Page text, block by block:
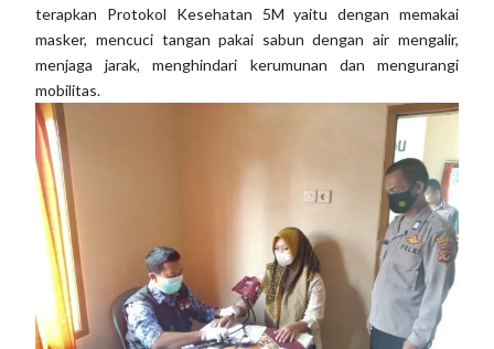
terapkan Protokol Kesehatan 5M yaitu dengan memakai
masker, mencuci tangan pakai sabun dengan air mengalir,
menjaga jarak, menghindari kerumunan dan mengurangi
mobilitas.